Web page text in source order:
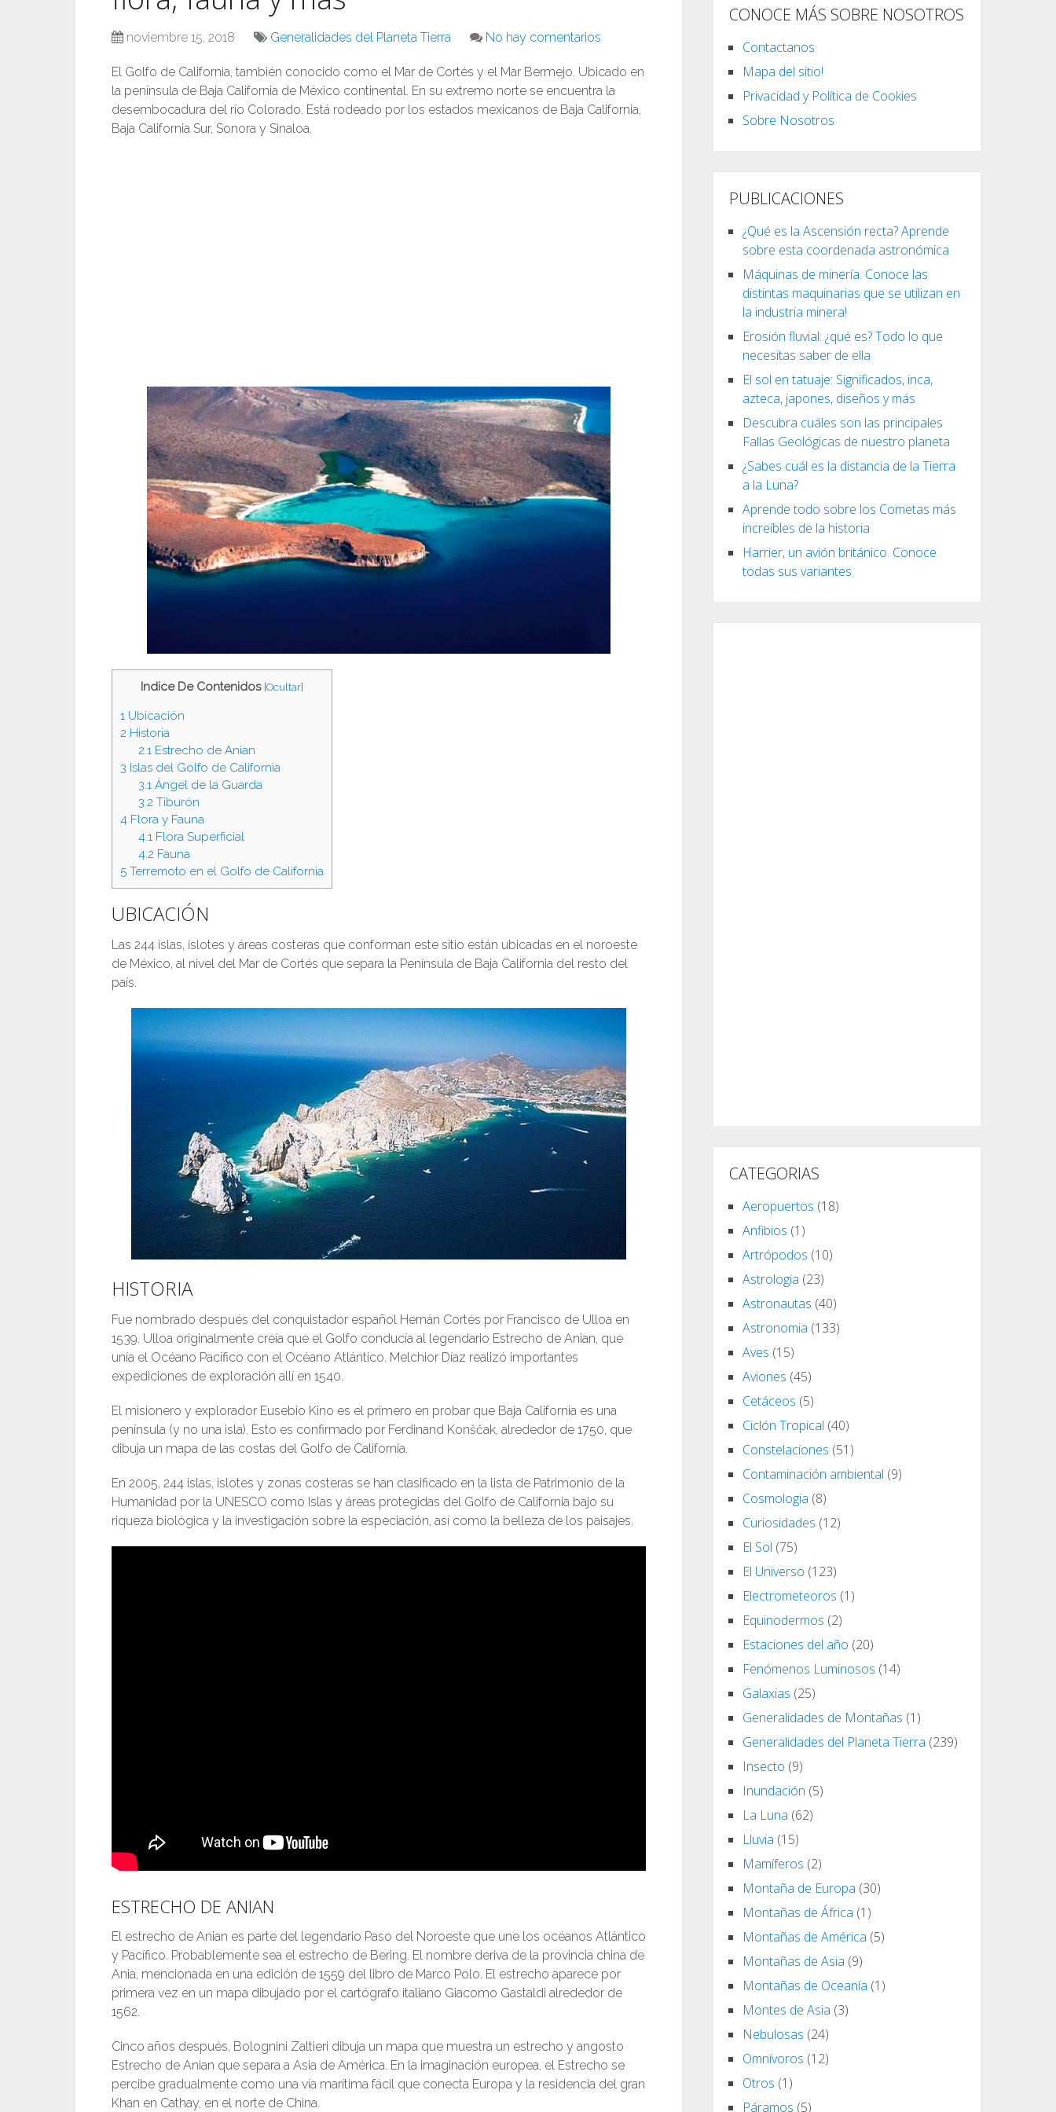
noviembre 15, 2018 Generalidades del Planeta Tierra No hay comentarios
El Golfo de California, también conocido como el Mar de Cortés y el Mar Bermejo. Ubicado en
la península de Baja California de México continental. En su extremo norte se encuentra la
desembocadura del río Colorado. Está rodeado por los estados mexicanos de Baja California,
Baja California Sur, Sonora y Sinaloa.
Indice De Contenidos [Ocultar]
1 Ubicación
2 Historia
2.1Estrecho de Anian
3 Islas del Golfo de California
3.1Ángel de la Guarda
3.2 Tiburón
4 Flora y Fauna
4.1Flora Superficial
4.2 Fauna
5 Terremoto en el Golfo de California
UBICACIÓN
Las 244 islas, islotes y áreas costeras que conforman este sitio están ubicadas en el noroeste
de México, al nivel del Mar de Cortés que separa la Península de Baja California del resto del
país.
HISTORIA
Fue nombrado después del conquistador español Hernán Cortés por Francisco de Ulloa en
1539. Ulloa originalmente creía que el Golfo conducía al legendario Estrecho de Anian, que
unía el Océano Pacífico con el Océano Atlántico. Melchior Díaz realizó importantes
expediciones de exploración allí en 1540.
El misionero y explorador Eusebio Kino es el primero en probar que Baja California es una
península (y no una isla). Esto es confirmado por Ferdinand Konščak, alrededor de 1750, que
dibuja un mapa de las costas del Golfo de California.
En 2005, 244 islas, islotes y zonas costeras se han clasificado en la lista de Patrimonio de la
Humanidad por la UNESCO como Islas y áreas protegidas del Golfo de California bajo su
riqueza biológica y la investigación sobre la especiación, así como la belleza de los paisajes.
ESTRECHO DE ANIAN
El estrecho de Anian es parte del legendario Paso del Noroeste que une los océanos Atlántico
y Pacífico. Probablemente sea el estrecho de Bering. El nombre deriva de la provincia china de
Ania, mencionada en una edición de 1559 del libro de Marco Polo. El estrecho aparece por
primera vez en un mapa dibujado por el cartógrafo italiano Giacomo Gastaldi alrededor de
1562.
Cinco años después, Bolognini Zaltieri dibuja un mapa que muestra un estrecho y angosto
Estrecho de Anian que separa a Asia de América. En la imaginación europea, el Estrecho se
percibe gradualmente como una vía marítima fácil que conecta Europa y la residencia del gran
Khan en Cathay, en el norte de China.
CONOCE MÁS SOBRE NOSOTROS
Contactanos
Mapa del sitio!
Privacidad y Política de Cookies
Sobre Nosotros
PUBLICACIONES
¿Qué es la Ascensión recta? Aprende
sobre esta coordenada astronómica
Máquinas de minería. Conoce las
distintas maquinarias que se utilizan en
la industria minera!
Erosión fluvial: ¿qué es? Todo lo que
necesitas saber de ella
El sol en tatuaje: Significados, inca,
azteca, japones, diseños y más
Descubra cuáles son las principales
Fallas Geológicas de nuestro planeta
¿Sabes cuál es la distancia de la Tierra
a la Luna?
Aprende todo sobre los Cometas más
increíbles de la historia
Harrier, un avión británico. Conoce
todas sus variantes
CATEGORIAS
Aeropuertos (18)
Anfibios (1)
Artrópodos (10)
Astrologia (23)
Astronautas (40)
Astronomia (133)
Aves (15)
Aviones (45)
Cetáceos (5)
Ciclón Tropical (40)
Constelaciones (51)
Contaminación ambiental (9)
Cosmologia (8)
Curiosidades (12)
El Sol (75)
El Universo (123)
Electrometeoros (1)
Equinodermos (2)
Estaciones del año (20)
Fenómenos Luminosos (14)
Galaxias (25)
Generalidades de Montañas (1)
Generalidades del Planeta Tierra (239)
Insecto (9)
Inundación (5)
La Luna (62)
Lluvia (15)
Mamíferos (2)
Montaña de Europa (30)
Montañas de África (1)
Montañas de América (5)
Montañas de Asia (9)
Montañas de Oceanía (1)
Montes de Asia (3)
Nebulosas (24)
Omnívoros (12)
Otros (1)
Páramos (5)